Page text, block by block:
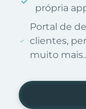
própria
Portal de
clientes,
muito